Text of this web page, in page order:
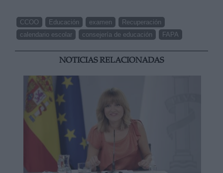
CCOO Educación examen
Recuperación
calendario escolar
consejería de educación FAPA
NOTICIAS RELACIONADAS